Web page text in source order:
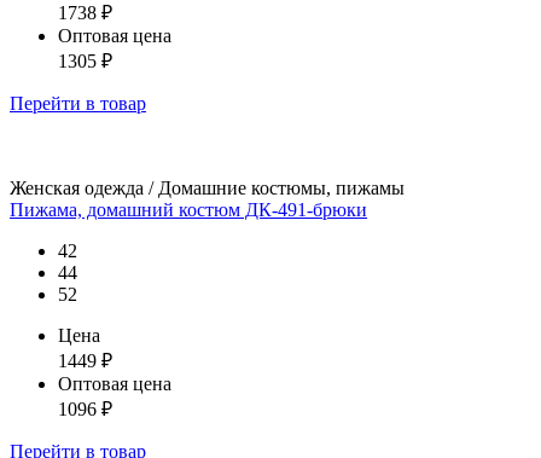
1738 ₽
Оптовая цена
1305 ₽
Перейти в товар
Женская одежда / Домашние костюмы, пижамы
Пижама, домашний костюм ДК-491-брюки
42
44
52
Цена
1449 ₽
Оптовая цена
1096 ₽
Перейти в товар